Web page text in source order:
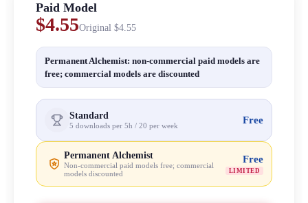
Paid Model
$4.55Original $4.55
Permanent Alchemist: non-commercial paid models are
free; commercial models are discounted
Standard
5 downloads per 5h / 20 per week Free
Permanent Alchemist
Non-commercial paid models free; commercial
models discounted
Free
LIMITED